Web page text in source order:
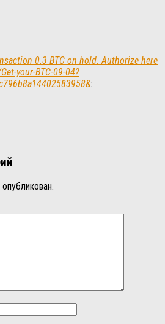
0.3 BTC on hold. Authorize here
your-BTC-09-04?
: